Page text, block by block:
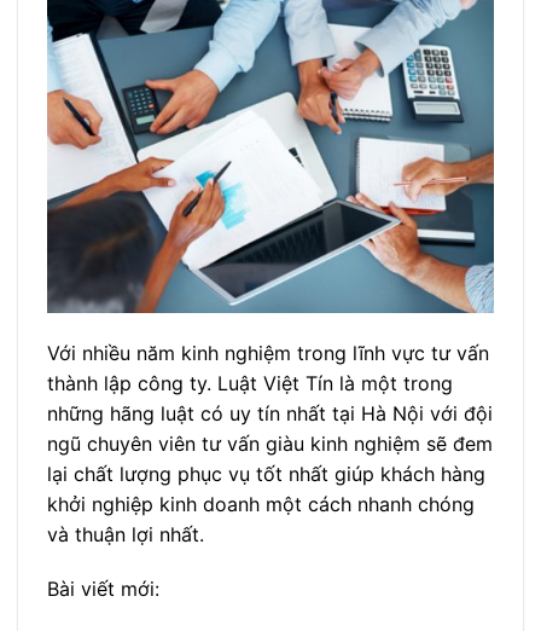
Với nhiều năm kinh nghiệm trong lĩnh vực tư vấn
thành lập công ty. Luật Việt Tín là một trong
những hãng luật có uy tín nhất tại Hà Nội với đội
ngũ chuyên viên tư vấn giàu kinh nghiệm sẽ đem
lại chất lượng phục vụ tốt nhất giúp khách hàng
khởi nghiệp kinh doanh một cách nhanh chóng
và thuận lợi nhất.
Bài viết mới: